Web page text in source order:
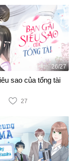
26/27
sao của tổng tài
27